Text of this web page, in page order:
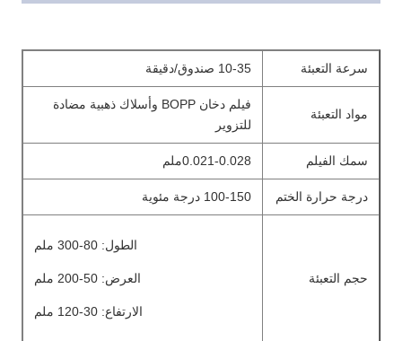
سرعة التعبئة 10-35 صندوق/دقيقة
مواد التعبئة
فيلم دخان BOPP وأسلاك ذهبية مضادة
للتزوير
سمك الفيلم 0.021-0.028ملم
درجة حرارة الختم 100-150 درجة مئوية
حجم التعبئة
الطول: 80-300 ملم
العرض: 50-200 ملم
الارتفاع: 30-120 ملم